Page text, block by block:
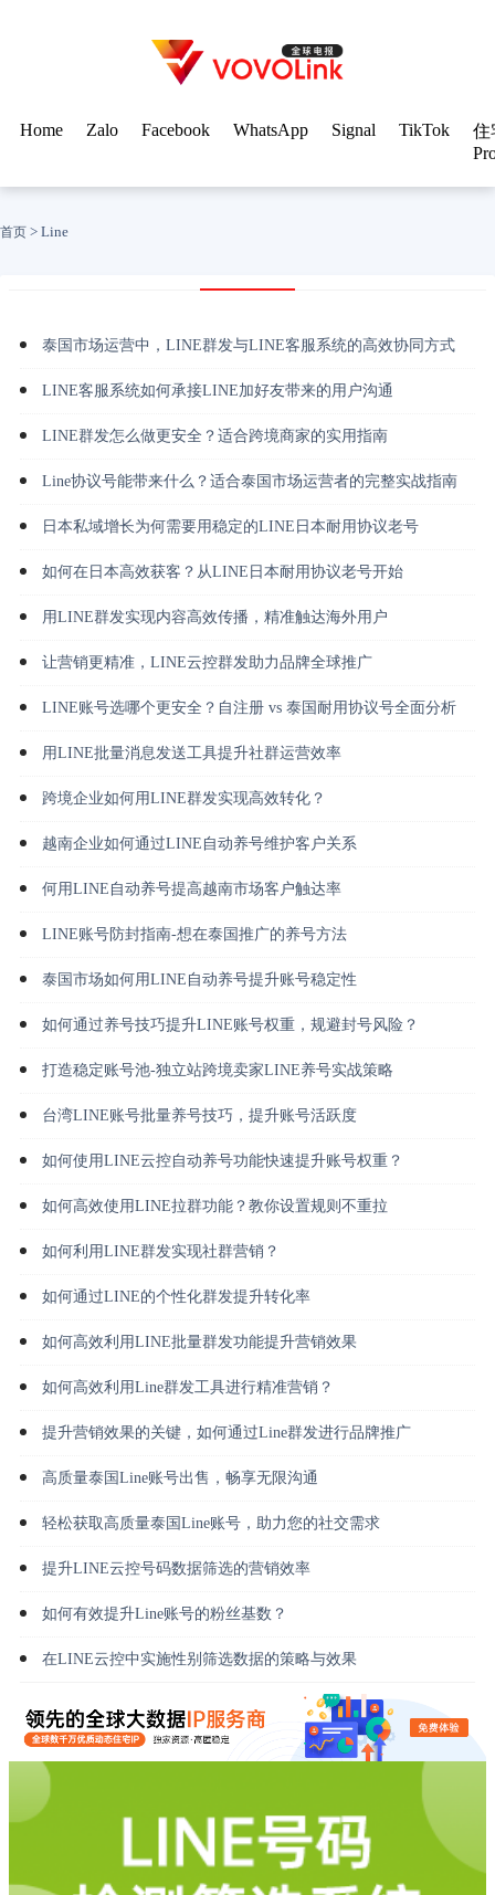
Home Zalo Facebook WhatsApp Signal TikTok
住
首页 > Line
泰国市场运营中，LINE群发与LINE客服系统的高效协同方式
LINE客服系统如何承接LINE加好友带来的用户沟通
LINE群发怎么做更安全？适合跨境商家的实用指南
Line协议号能带来什么？适合泰国市场运营者的完整实战指南
日本私域增长为何需要用稳定的LINE日本耐用协议老号
如何在日本高效获客？从LINE日本耐用协议老号开始
用LINE群发实现内容高效传播，精准触达海外用户
让营销更精准，LINE云控群发助力品牌全球推广
LINE账号选哪个更安全？自注册 vs 泰国耐用协议号全面分析
用LINE批量消息发送工具提升社群运营效率
跨境企业如何用LINE群发实现高效转化？
越南企业如何通过LINE自动养号维护客户关系
何用LINE自动养号提高越南市场客户触达率
LINE账号防封指南-想在泰国推广的养号方法
泰国市场如何用LINE自动养号提升账号稳定性
如何通过养号技巧提升LINE账号权重，规避封号风险？
打造稳定账号池-独立站跨境卖家LINE养号实战策略
台湾LINE账号批量养号技巧，提升账号活跃度
如何使用LINE云控自动养号功能快速提升账号权重？
如何高效使用LINE拉群功能？教你设置规则不重拉
如何利用LINE群发实现社群营销？
如何通过LINE的个性化群发提升转化率
如何高效利用LINE批量群发功能提升营销效果
如何高效利用Line群发工具进行精准营销？
提升营销效果的关键，如何通过Line群发进行品牌推广
高质量泰国Line账号出售，畅享无限沟通
轻松获取高质量泰国Line账号，助力您的社交需求
提升LINE云控号码数据筛选的营销效率
如何有效提升Line账号的粉丝基数？
在LINE云控中实施性别筛选数据的策略与效果